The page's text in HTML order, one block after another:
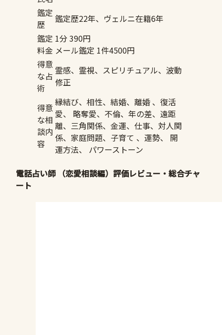
鑑定
歴
鑑定歴22年、ヴェルニ在籍6年
鑑定
料金
1分 390円
メール鑑定 1件4500円
得意
な占
術
霊感、霊視、スピリチュアル、波動
修正
得意
な相
談内
容
縁結び、相性、結婚、離婚 、復活
愛、 略奪愛、不倫、年の差、遠距
離、三角関係、金運、仕事、対人関
係、家庭問題、子育て 、運勢、 開
運方法、 パワーストーン
電話占い師 （恋愛相談編）評価レビュー・総合チャ
ート